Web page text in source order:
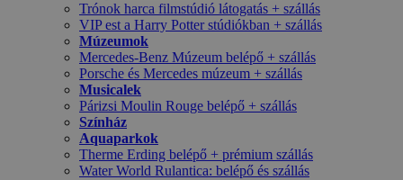
Trónok harca filmstúdió látogatás + szállás
VIP est a Harry Potter stúdiókban + szállás
Múzeumok
Mercedes-Benz Múzeum belépő + szállás
Porsche és Mercedes múzeum + szállás
Musicalek
Párizsi Moulin Rouge belépő + szállás
Színház
Aquaparkok
Therme Erding belépő + prémium szállás
Water World Rulantica: belépő és szállás